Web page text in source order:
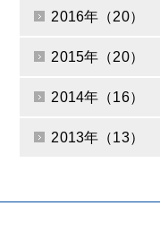
2016年（20）
2015年（20）
2014年（16）
2013年（13）